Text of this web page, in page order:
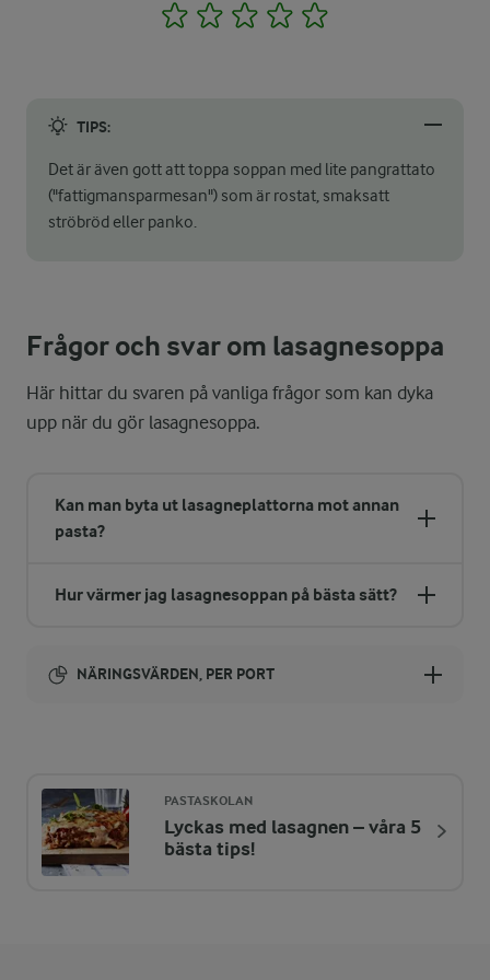
1 2 3 4
TIPS:
Det är även gott att toppa soppan med lite pangrattato
("fattigmansparmesan") som är rostat, smaksatt
ströbröd eller panko.
Frågor och svar om lasagnesoppa
Här hittar du svaren på vanliga frågor som kan dyka
upp när du gör lasagnesoppa.
Kan man byta ut lasagneplattorna mot annan
pasta?
Hur värmer jag lasagnesoppan på bästa sätt?
NÄRINGSVÄRDEN, PER PORT
ENERGIDISTRIBUTION %
NÄRINGSVÄRDEN PER PORT
PASTASKOLAN
Lyckas med lasagnen – våra 5
bästa tips!